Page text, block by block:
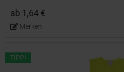
ab 1,64 €
Merken
TIPP!